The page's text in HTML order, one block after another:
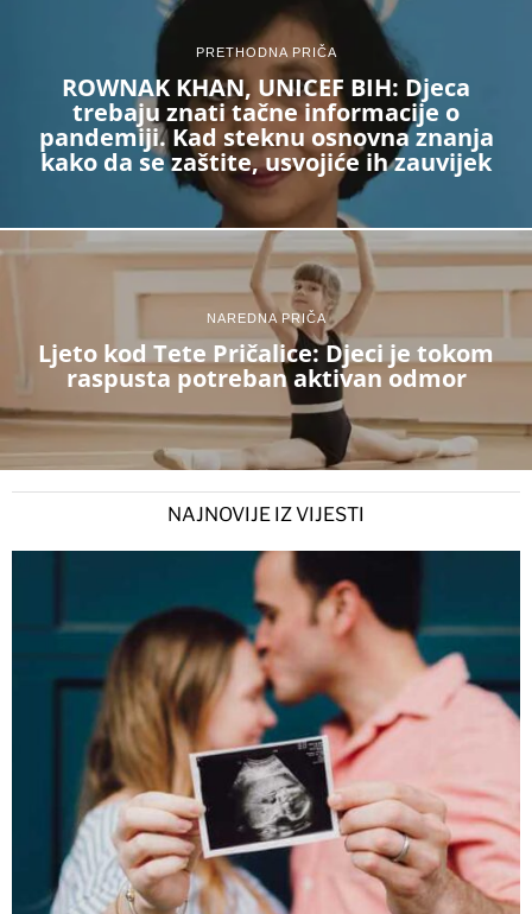
PRETHODNA PRIČA
ROWNAK KHAN, UNICEF BIH: Djeca
trebaju znati tačne informacije o
pandemiji. Kad steknu osnovna znanja
kako da se zaštite, usvojiće ih zauvijek
NAREDNA PRIČA
Ljeto kod Tete Pričalice: Djeci je tokom
raspusta potreban aktivan odmor
NAJNOVIJE IZ VIJESTI